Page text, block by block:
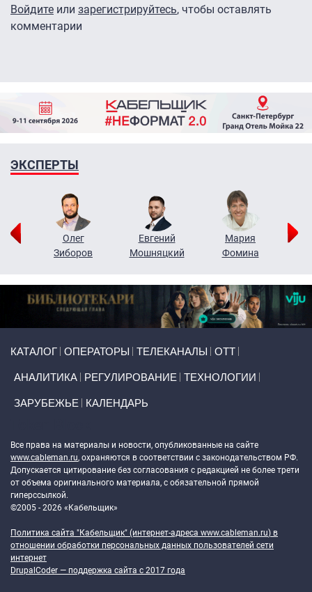
Войдите или зарегистрируйтесь, чтобы оставлять
комментарии
ЭКСПЕРТЫ
Олег
Зиборов
Евгений
Мошняцкий
Мария
Фомина
КАТАЛОГ ОПЕРАТОРЫ ТЕЛЕКАНАЛЫ ОТТ
АНАЛИТИКА РЕГУЛИРОВАНИЕ ТЕХНОЛОГИИ
ЗАРУБЕЖЬЕ КАЛЕНДАРЬ
Все права на материалы и новости, опубликованные на сайте
www.cableman.ru, охраняются в соответствии с законодательством РФ.
Допускается цитирование без согласования с редакцией не более трети
от объема оригинального материала, с обязательной прямой
гиперссылкой.
©2005 - 2026 «Кабельщик»
Политика сайта "Кабельщик" (интернет-адреса www.cableman.ru) в
отношении обработки персональных данных пользователей сети
интернет
DrupalCoder — поддержка сайта c 2017 года